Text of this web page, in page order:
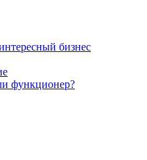
бизнес
функционер?